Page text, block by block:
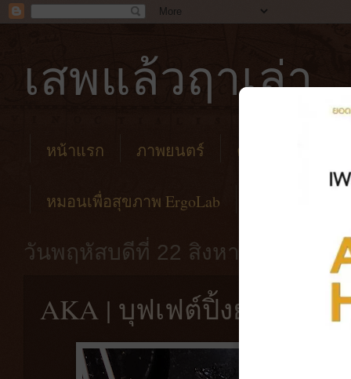
เสพแล้วฤาเล่า
หน้าแรก ภาพยนตร์ คาเฟ่
หมอนเพื่อสุขภาพ ErgoLab
วันพฤหัสบดีที่ 22 สิงหาคม พ.ศ.
AKA | บุฟเฟต์ปิ้งย่าง คว